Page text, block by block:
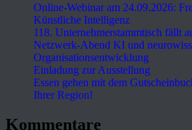
Online-Webinar am 24.09.2026:
Künstliche Intelligenz
118. Unternehmerstammtisch fällt
Netzwerk-Abend KI und
Organisationsentwicklung
Einladung zur Ausstellung
Essen gehen mit dem
Ihrer Region!
Kommentare